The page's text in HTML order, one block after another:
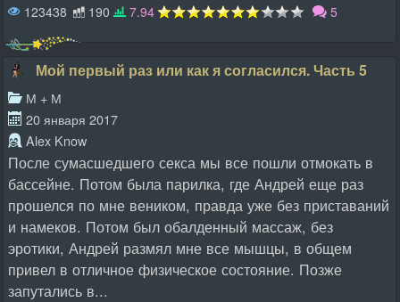
123438 190 7.94 5
Мой первый раз или как я согласился. Часть 5
М + М
20 января 2017
Alex Know
После сумасшедшего секса мы все пошли отмокать в
бассейне. Потом была парилка, где Андрей еще раз
прошелся по мне веником, правда уже без приставаний
и намеков. Потом был обалденный массаж, без
эротики, Андрей размял мне все мышцы, в общем
привел в отличное физическое состояние. Позже
запутались в...